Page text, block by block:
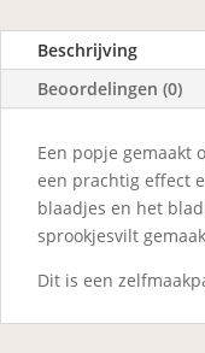
Beschrijving
Beoordelingen (0)
Een popje gemaakt
een prachtig effect
blaadjes en het
sprookjesvilt
Dit is een